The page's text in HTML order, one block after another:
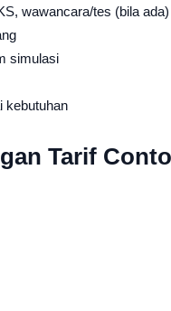
wawancara/tes (bila ada)
simulasi
kebutuhan
Tarif